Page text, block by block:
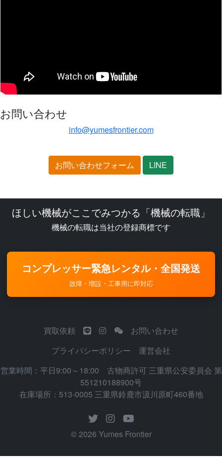
お問い合わせ
info@yumesfrontier.com
お問い合わせフォーム LINE
ほしい機械がここでみつかる「機械の転職」
機械の転職は当社の登録商標です
コンプレッサー緊急レンタル・全国発送
故障・増設・工事用に即対応
買取依頼
お問い合わせ
プライバシーポリシー
運営会社
営業時間：平日9:00～18:00 古物商許可 三重県公安委員会 第
551210188900号
在庫場所：513-0005 三重県鈴鹿市汲川原町460番地
© 2026 Yumes Frontier